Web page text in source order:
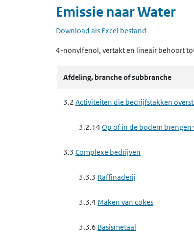
Emissie naarWater
Download als Excel bestand
4-nonylfenol, vertakt en lineair behoort
Afdeling, branche of subbranche
3.2 Activiteiten die bedrijfstakken
3.2.14 Op of in de bodem
3.3 Complexe bedrijven
3.3.3 Raffinaderij
3.3.4 Maken van cokes
3.3.6 Basismetaal